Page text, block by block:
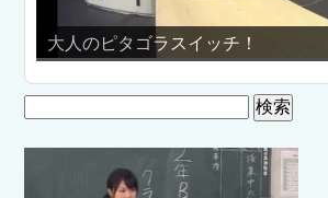
のピタゴラスイッチ！
索: